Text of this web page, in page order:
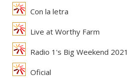
Con la letra
Live at Worthy Farm
Radio 1's Big Weekend 2021
Oficial